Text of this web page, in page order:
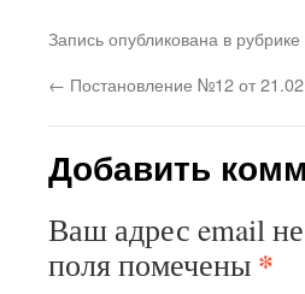
Запись опубликована в рубрике
← Постановление №12 от
Добавить
Ваш адрес email
поля помечены *